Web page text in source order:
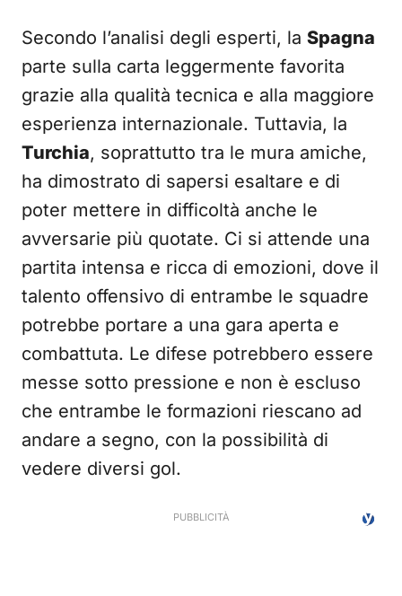
Secondo l’analisi degli esperti, la Spagna
parte sulla carta leggermente favorita
grazie alla qualità tecnica e alla maggiore
esperienza internazionale. Tuttavia, la
Turchia, soprattutto tra le mura amiche,
ha dimostrato di sapersi esaltare e di
poter mettere in difficoltà anche le
avversarie più quotate. Ci si attende una
partita intensa e ricca di emozioni, dove il
talento offensivo di entrambe le squadre
potrebbe portare a una gara aperta e
combattuta. Le difese potrebbero essere
messe sotto pressione e non è escluso
che entrambe le formazioni riescano ad
andare a segno, con la possibilità di
vedere diversi gol.